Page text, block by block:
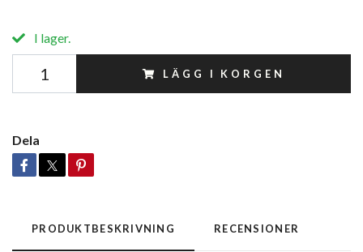
I lager.
LÄGG I KORGEN
Dela
PRODUKTBESKRIVNING RECENSIONER